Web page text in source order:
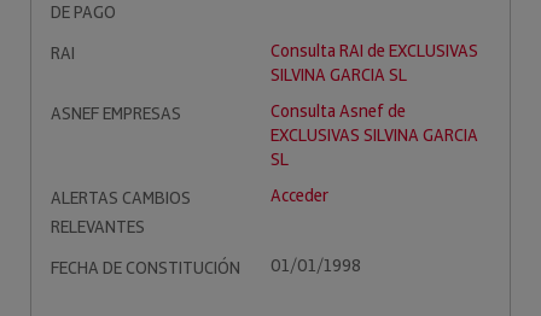
DE PAGO
RAI
Consulta RAI de EXCLUSIVAS
SILVINA GARCIA SL
ASNEF EMPRESAS
Consulta Asnef de
EXCLUSIVAS SILVINA GARCIA
SL
ALERTAS CAMBIOS
RELEVANTES
Acceder
FECHA DE CONSTITUCIÓN 01/01/1998